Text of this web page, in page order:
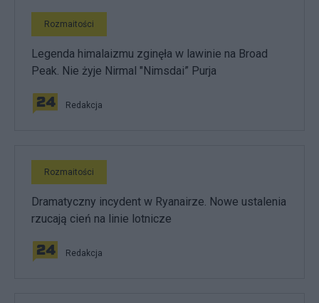
Rozmaitości
Legenda himalaizmu zginęła w lawinie na Broad
Peak. Nie żyje Nirmal "Nimsdai” Purja
Redakcja
Rozmaitości
Dramatyczny incydent w Ryanairze. Nowe ustalenia
rzucają cień na linie lotnicze
Redakcja